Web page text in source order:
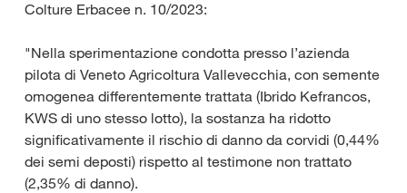
Colture Erbacee n. 10/2023:
"Nella sperimentazione condotta presso l’azienda
pilota di Veneto Agricoltura Vallevecchia, con semente
omogenea differentemente trattata (Ibrido Kefrancos,
KWS di uno stesso lotto), la sostanza ha ridotto
significativamente il rischio di danno da corvidi (0,44%
dei semi deposti) rispetto al testimone non trattato
(2,35% di danno).